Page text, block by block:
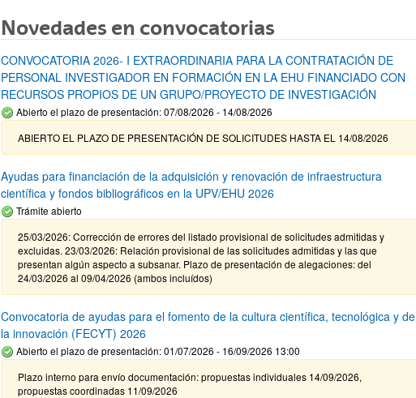
Novedades en convocatorias
CONVOCATORIA 2026- I EXTRAORDINARIA PARA LA CONTRATACIÓN DE
PERSONAL INVESTIGADOR EN FORMACIÓN EN LA EHU FINANCIADO CON
RECURSOS PROPIOS DE UN GRUPO/PROYECTO DE INVESTIGACIÓN
Abierto el plazo de presentación: 07/08/2026 - 14/08/2026
ABIERTO EL PLAZO DE PRESENTACIÓN DE SOLICITUDES HASTA EL 14/08/2026
Ayudas para financiación de la adquisición y renovación de infraestructura
científica y fondos bibliográficos en la UPV/EHU 2026
Trámite abierto
25/03/2026: Corrección de errores del listado provisional de solicitudes admitidas y
excluidas. 23/03/2026: Relación provisional de las solicitudes admitidas y las que
presentan algún aspecto a subsanar. Plazo de presentación de alegaciones: del
24/03/2026 al 09/04/2026 (ambos incluídos)
Convocatoria de ayudas para el fomento de la cultura científica, tecnológica y de
la innovación (FECYT) 2026
Abierto el plazo de presentación: 01/07/2026 - 16/09/2026 13:00
Plazo interno para envío documentación: propuestas individuales 14/09/2026,
propuestas coordinadas 11/09/2026